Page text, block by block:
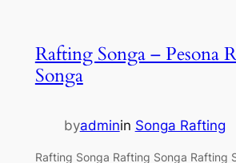
Rafting Songa – Pesona
Songa
byadminin Songa Rafting
Rafting Songa Rafting Songa Rafting